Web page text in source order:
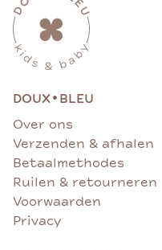
DOUX• BLEU
Over ons
Verzenden & afhalen
Betaalmethodes
Ruilen & retourneren
Voorwaarden
Privacy